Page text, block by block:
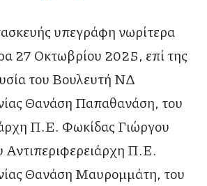
υπεγράφη νωρίτερα
27 Οκτωβρίου 2025, επί της
του Βουλευτή ΝΔ
Θανάση Παπαθανάση, του
Π.Ε. Φωκίδας Γιώργου
Αντιπεριφερειάρχη Π.Ε.
Θανάση Μαυρομμάτη, του